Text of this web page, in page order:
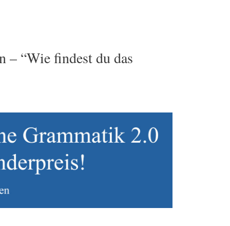
– “Wie findest du das